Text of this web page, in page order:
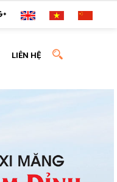
LIÊN HỆ